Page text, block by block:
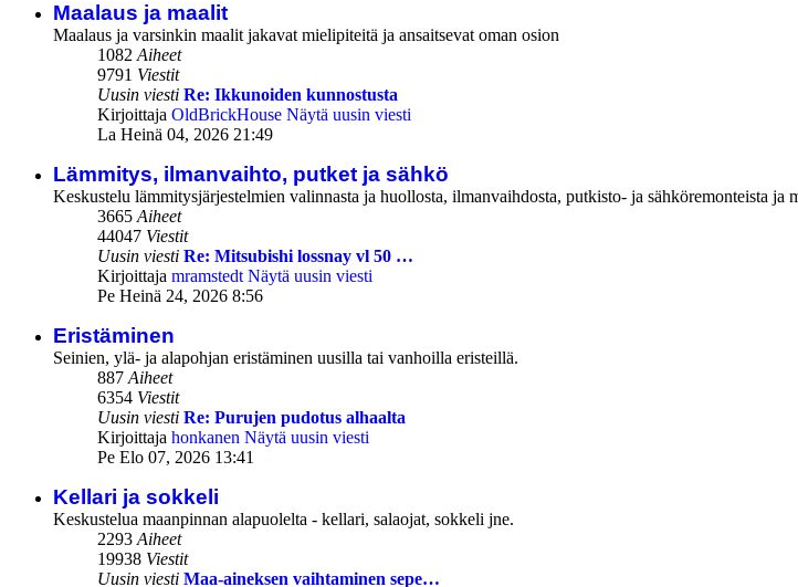
Maalaus ja maalit
Maalaus ja varsinkin maalit jakavat mielipiteitä ja ansaitsevat oman osion
1082Aiheet
9791 Viestit
Uusin viesti Re: Ikkunoiden kunnostusta
Kirjoittaja OldBrickHouse Näytä uusin viesti
La Heinä 04, 2026 21:49
Lämmitys, ilmanvaihto, putket ja sähkö
Keskustelu lämmitysjärjestelmien valinnasta ja huollosta, ilmanvaihdosta, putkisto- ja sähköremonteista ja
3665Aiheet
44047 Viestit
Uusin viesti Re: Mitsubishi lossnay vl 50 …
Kirjoittaja mramstedt Näytä uusin viesti
Pe Heinä 24, 2026 8:56
Eristäminen
Seinien, ylä- ja alapohjan eristäminen uusilla tai vanhoilla eristeillä.
887Aiheet
6354 Viestit
Uusin viesti Re: Purujen pudotus alhaalta
Kirjoittaja honkanen Näytä uusin viesti
Pe Elo 07, 2026 13:41
Kellari ja sokkeli
Keskustelua maanpinnan alapuolelta - kellari, salaojat, sokkeli jne.
2293Aiheet
19938 Viestit
Uusin viesti Maa-aineksen vaihtaminen sepe…